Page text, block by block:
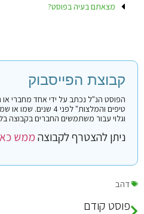
מצאתם בעיה בפוסט?
קבוצת הפייסבוק
הפוסט הנ"ל נכתב על ידי אחד מחברי או
טיפים והמלצות" לפני
וגלוי עבור משתמשים החברים בקבוצה
ניתן להצטרף לקבוצהממש
דהב
פוסט קודם